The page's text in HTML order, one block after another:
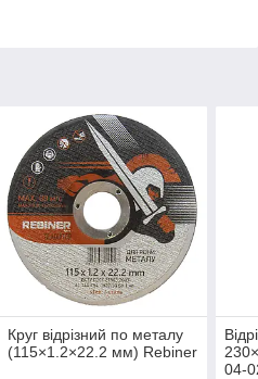
Круг відрізний по металу
(115×1.2×22.2 мм) Rebiner
04-